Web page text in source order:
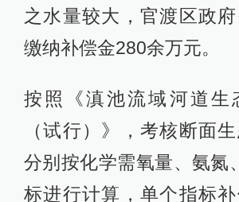
之水量较大，官渡区政
缴纳补偿金280余万元。
按照《滇池流域河道生
（试行）》，考核断面
分别按化学需氧量、氨氮
标进行计算，单个指标